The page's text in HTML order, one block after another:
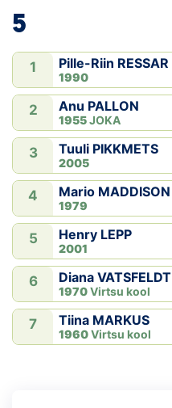
5
1 Pille-Riin RESSAR
1990
2 Anu PALLON
1955JOKA
3 Tuuli PIKKMETS
2005
4 Mario MADDISON
1979
5 Henry LEPP
2001
6 Diana VATSFELDT
1970Virtsu kool
7 Tiina MARKUS
1960Virtsu kool